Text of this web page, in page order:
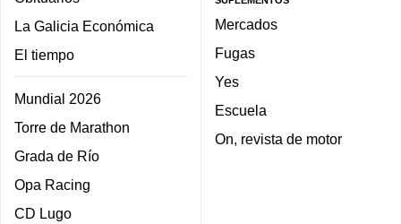
La Galicia Económica
El tiempo
Mundial 2026
Torre de Marathon
Grada de Río
Opa Racing
CD Lugo
Mercados
Fugas
Yes
Escuela
On, revista de motor